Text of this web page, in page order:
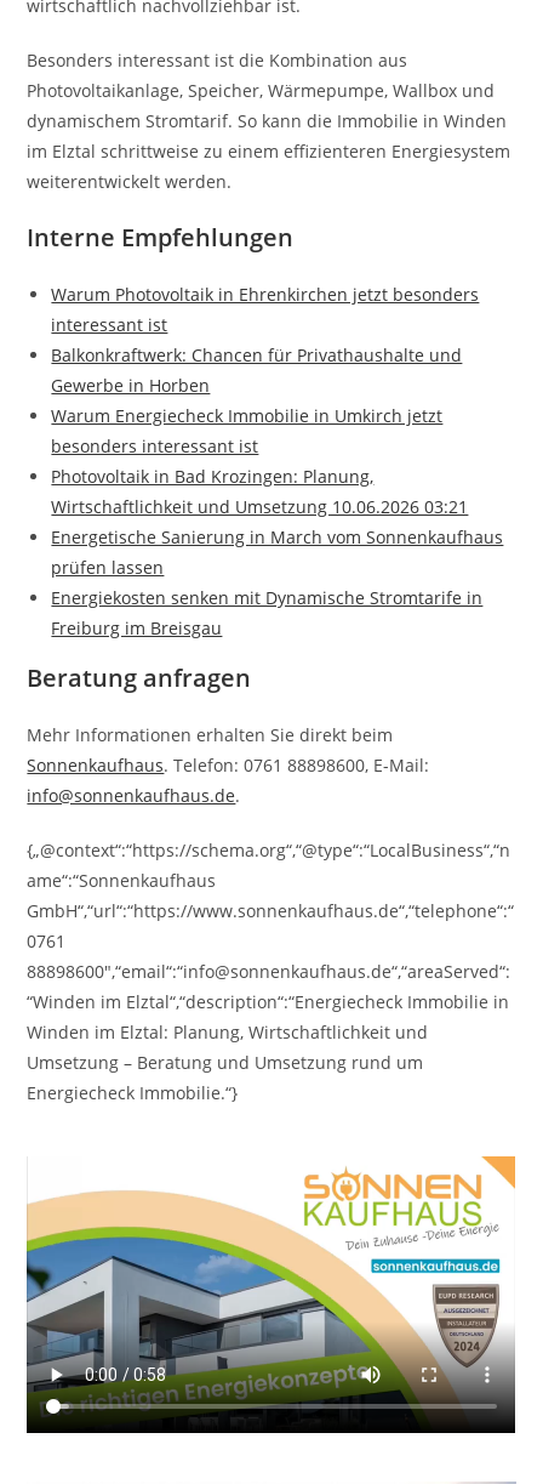
wirtschaftlich nachvollziehbar ist.
Besonders interessant ist die Kombination aus
Photovoltaikanlage, Speicher, Wärmepumpe, Wallbox und
dynamischem Stromtarif. So kann die Immobilie in Winden
im Elztal schrittweise zu einem effizienteren Energiesystem
weiterentwickelt werden.
Interne Empfehlungen
Warum Photovoltaik in Ehrenkirchen jetzt besonders
interessant ist
Balkonkraftwerk: Chancen für Privathaushalte und
Gewerbe in Horben
Warum Energiecheck Immobilie in Umkirch jetzt
besonders interessant ist
Photovoltaik in Bad Krozingen: Planung,
Wirtschaftlichkeit und Umsetzung 10.06.2026 03:21
Energetische Sanierung in March vom Sonnenkaufhaus
prüfen lassen
Energiekosten senken mit Dynamische Stromtarife in
Freiburg im Breisgau
Beratung anfragen
Mehr Informationen erhalten Sie direkt beim
Sonnenkaufhaus. Telefon: 0761 88898600, E-Mail:
info@sonnenkaufhaus.de.
{„@context“:“https://schema.org“,“@type“:“LocalBusiness“,“n
ame“:“Sonnenkaufhaus
GmbH“,“url“:“https://www.sonnenkaufhaus.de“,“telephone“:“
0761
88898600″,“email“:“info@sonnenkaufhaus.de“,“areaServed“:
“Winden im Elztal“,“description“:“Energiecheck Immobilie in
Winden im Elztal: Planung, Wirtschaftlichkeit und
Umsetzung – Beratung und Umsetzung rund um
Energiecheck Immobilie.“}